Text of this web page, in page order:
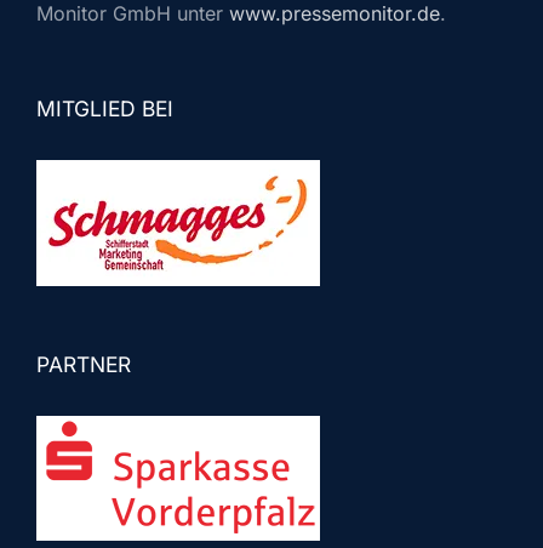
Monitor GmbH unter www.pressemonitor.de.
MITGLIED BEI
PARTNER